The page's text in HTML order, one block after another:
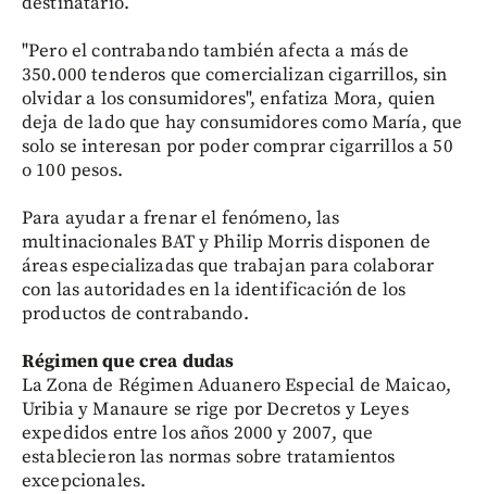
"Pero el contrabando también afecta a más de
350.000 tenderos que comercializan cigarrillos, sin
olvidar a los consumidores", enfatiza Mora, quien
deja de lado que hay consumidores como María, que
solo se interesan por poder comprar cigarrillos a 50
o 100 pesos.
Para ayudar a frenar el fenómeno, las
multinacionales BAT y Philip Morris disponen de
áreas especializadas que trabajan para colaborar
con las autoridades en la identificación de los
productos de contrabando.
Régimen que crea dudas
La Zona de Régimen Aduanero Especial de Maicao,
Uribia y Manaure se rige por Decretos y Leyes
expedidos entre los años 2000 y 2007, que
establecieron las normas sobre tratamientos
excepcionales.